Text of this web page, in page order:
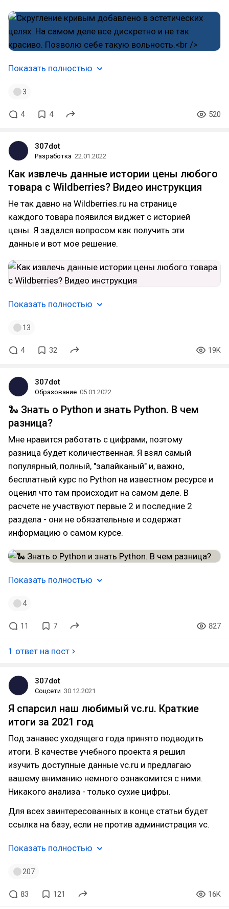
Показать полностью
3
4 4 520
307dot
Разработка 22.01.2022
Как извлечь данные истории цены любого
товара с Wildberries? Видео инструкция
Не так давно на Wildberries.ru на странице
каждого товара появился виджет с историей
цены. Я задался вопросом как получить эти
данные и вот мое решение.
Показать полностью
13
4 32 19K
307dot
Образование 05.01.2022
🐍 Знать о Python и знать Python. В чем
разница?
Мне нравится работать с цифрами, поэтому
разница будет количественная. Я взял самый
популярный, полный, "залайканый" и, важно,
бесплатный курс по Python на известном ресурсе и
оценил что там происходит на самом деле. В
расчете не участвуют первые 2 и последние 2
раздела - они не обязательные и содержат
информацию о самом курсе.
Показать полностью
4
11 7 827
1 ответ на пост
307dot
Соцсети 30.12.2021
Я спарсил наш любимый vc.ru. Краткие
итоги за 2021 год
Под занавес уходящего года принято подводить
итоги. В качестве учебного проекта я решил
изучить доступные данные vc.ru и предлагаю
вашему вниманию немного ознакомится с ними.
Никакого анализа - только сухие цифры.
Для всех заинтересованных в конце статьи будет
ссылка на базу, если не против администрация vc.
Показать полностью
207
83 121 16K